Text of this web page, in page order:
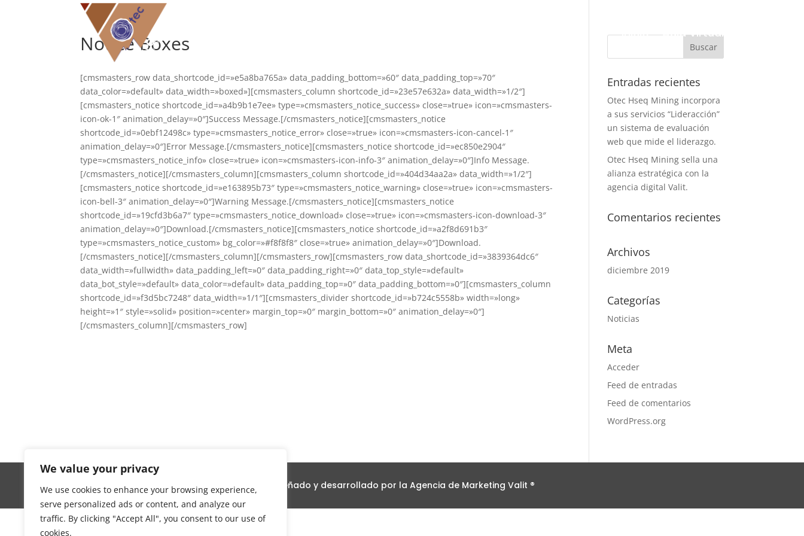
We value your privacy
We use cookies to enhance your browsing experience,
serve personalized ads or content, and analyze our
traffic. By clicking "Accept All", you consent to our use of
cookies.
Inicio Aula Virtual
Notice Boxes
[cmsmasters_row data_shortcode_id=»e5a8ba765a» data_padding_bottom=»60″ data_padding_top=»70″
data_color=»default» data_width=»boxed»][cmsmasters_column shortcode_id=»23e57e632a» data_width=»1/2″]
[cmsmasters_notice shortcode_id=»a4b9b1e7ee» type=»cmsmasters_notice_success» close=»true» icon=»cmsmasters-
icon-ok-1″ animation_delay=»0″]Success Message.[/cmsmasters_notice][cmsmasters_notice
shortcode_id=»0ebf12498c» type=»cmsmasters_notice_error» close=»true» icon=»cmsmasters-icon-cancel-1″
animation_delay=»0″]Error Message.[/cmsmasters_notice][cmsmasters_notice shortcode_id=»ec850e2904″
type=»cmsmasters_notice_info» close=»true» icon=»cmsmasters-icon-info-3″ animation_delay=»0″]Info Message.
[/cmsmasters_notice][/cmsmasters_column][cmsmasters_column shortcode_id=»404d34aa2a» data_width=»1/2″]
[cmsmasters_notice shortcode_id=»e163895b73″ type=»cmsmasters_notice_warning» close=»true» icon=»cmsmasters-
icon-bell-3″ animation_delay=»0″]Warning Message.[/cmsmasters_notice][cmsmasters_notice
shortcode_id=»19cfd3b6a7″ type=»cmsmasters_notice_download» close=»true» icon=»cmsmasters-icon-download-3″
animation_delay=»0″]Download.[/cmsmasters_notice][cmsmasters_notice shortcode_id=»a2f8d691b3″
type=»cmsmasters_notice_custom» bg_color=»#f8f8f8″ close=»true» animation_delay=»0″]Download.
[/cmsmasters_notice][/cmsmasters_column][/cmsmasters_row][cmsmasters_row data_shortcode_id=»3839364dc6″
data_width=»fullwidth» data_padding_left=»0″ data_padding_right=»0″ data_top_style=»default»
data_bot_style=»default» data_color=»default» data_padding_top=»0″ data_padding_bottom=»0″][cmsmasters_column
shortcode_id=»f3d5bc7248″ data_width=»1/1″][cmsmasters_divider shortcode_id=»b724c5558b» width=»long»
height=»1″ style=»solid» position=»center» margin_top=»0″ margin_bottom=»0″ animation_delay=»0″]
[/cmsmasters_column][/cmsmasters_row]
Entradas recientes
Otec Hseq Mining incorpora
a sus servicios “Lideracción”
un sistema de evaluación
web que mide el liderazgo.
Otec Hseq Mining sella una
alianza estratégica con la
agencia digital Valit.
Comentarios recientes
Archivos
diciembre 2019
Categorías
Noticias
Meta
Acceder
Feed de entradas
Feed de comentarios
WordPress.org
Diseñado y desarrollado por la Agencia de Marketing Valit ®